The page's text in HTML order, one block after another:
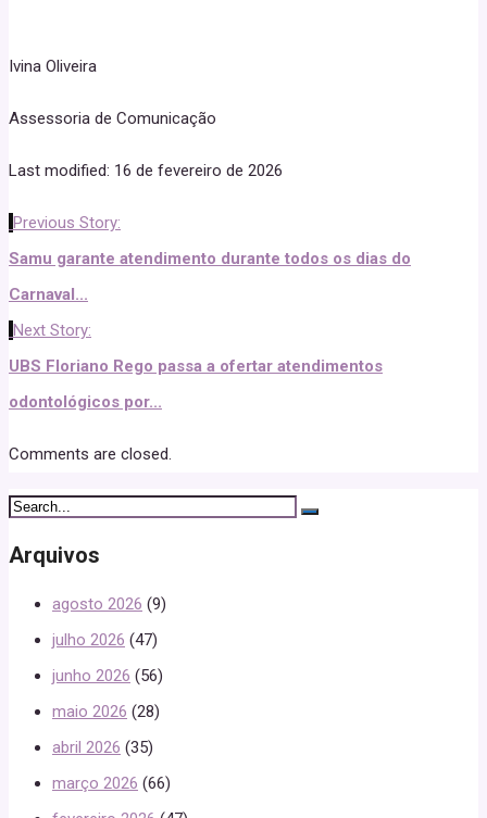
Ivina Oliveira
Assessoria de Comunicação
Last modified: 16 de fevereiro de 2026
Previous Story:
Samu garante atendimento durante todos os dias do
Carnaval...
Next Story:
UBS Floriano Rego passa a ofertar atendimentos
odontológicos por...
Comments are closed.
Arquivos
agosto 2026 (9)
julho 2026 (47)
junho 2026 (56)
maio 2026 (28)
abril 2026 (35)
março 2026 (66)